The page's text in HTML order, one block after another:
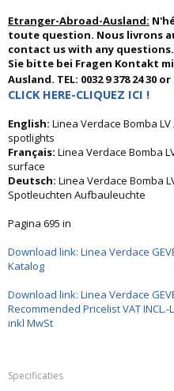
Etranger-Abroad-Ausland:
toute question. Nous livrons
contact us with any
Sie bitte bei Fragen Kontakt
Ausland. TEL: 0032 9 378 24 30 or
CLICK HERE-CLIQUEZ ICI !
English: Linea Verdace Bomba
spotlights
Français: Linea Verdace Bomba
surface
Deutsch: Linea Verdace Bomba
Spotleuchten Aufbauleuchte
Pagina 695 in
Download link: Linea Verdace
Katalog
Download link: Linea Verdace
Recommended Pricelist VAT
inkl MwSt
Specificaties